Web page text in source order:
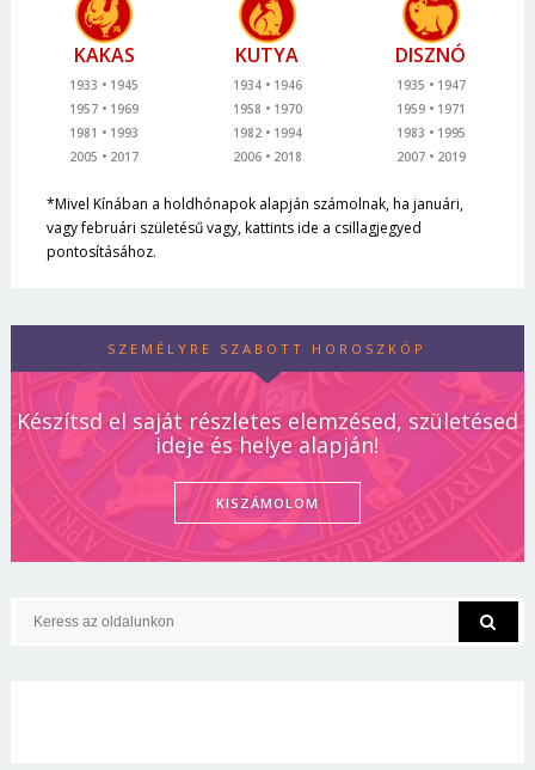
KAKAS
1933
1945
1957
1969
1981
1993
2005
2017
KUTYA
1934
1946
1958
1970
1982
1994
2006
2018
DISZNÓ
1935
1947
1959
1971
1983
1995
2007
2019
*Mivel Kínában a holdhónapok alapján számolnak, ha januári,
vagy februári születésű vagy, kattints ide a csillagjegyed
pontosításához.
SZEMÉLYRE SZABOTT HOROSZKÓP
Készítsd el saját részletes elemzésed, születésed
ideje és helye alapján!
KISZÁMOLOM